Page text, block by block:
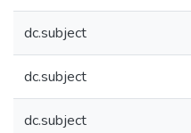
dc.subject
dc.subject
dc.subject